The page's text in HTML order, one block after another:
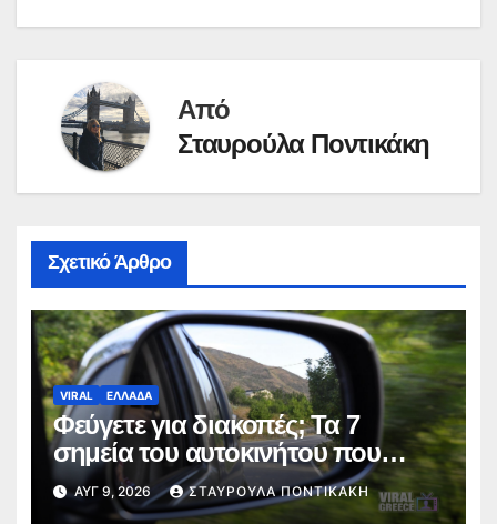
Από
Σταυρούλα Ποντικάκη
Σχετικό Άρθρο
VIRAL ΕΛΛΑΔΑ
Φεύγετε για διακοπές; Τα 7
σημεία του αυτοκινήτου που
πρέπει να ελέγξετε πριν από το
ταξίδι
ΑΥΓ 9, 2026 ΣΤΑΥΡΟΎΛΑ ΠΟΝΤΙΚΆΚΗ